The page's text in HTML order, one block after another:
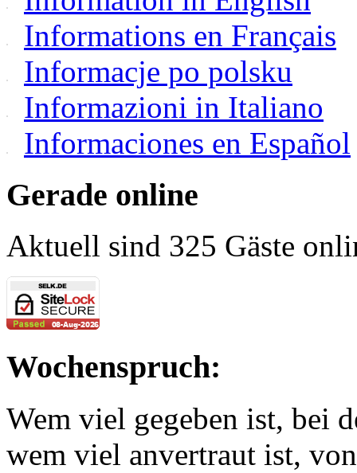
Informations en Français
Informacje po polsku
Informazioni in Italiano
Informaciones en Español
Gerade online
Aktuell sind 325 Gäste
Wochenspruch:
Wem viel gegeben ist, bei
wem viel anvertraut ist,